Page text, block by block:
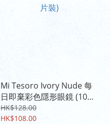
Mi Tesoro Ivory Nude 每
日即棄彩色隱形眼鏡 (10片
裝)
HK$128.00
HK$108.00